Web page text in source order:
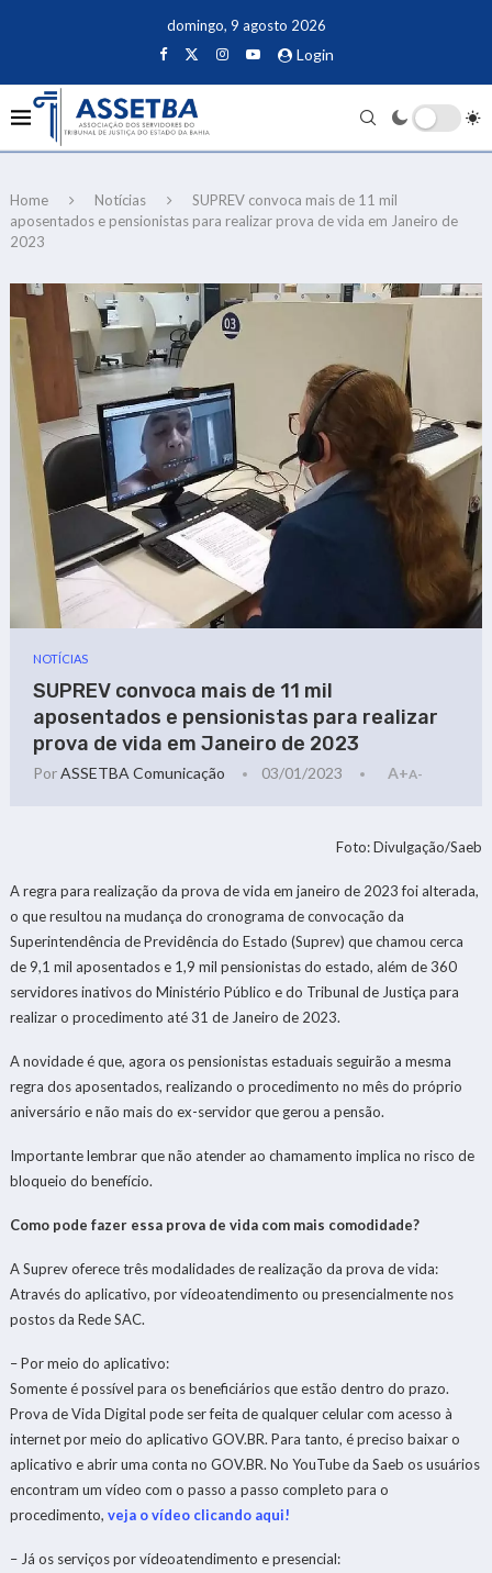
domingo, 9 agosto 2026
Login
Home Notícias
SUPREV convoca mais de 11 mil
aposentados e pensionistas para realizar prova de vida em Janeiro de
2023
NOTÍCIAS
SUPREV convoca mais de 11 mil
aposentados e pensionistas para realizar
prova de vida em Janeiro de 2023
PorASSETBA Comunicação 03/01/2023 A+A-
Foto: Divulgação/Saeb
A regra para realização da prova de vida em janeiro de 2023 foi alterada,
o que resultou na mudança do cronograma de convocação da
Superintendência de Previdência do Estado (Suprev) que chamou cerca
de 9,1 mil aposentados e 1,9 mil pensionistas do estado, além de 360
servidores inativos do Ministério Público e do Tribunal de Justiça para
realizar o procedimento até 31 de Janeiro de 2023.
A novidade é que, agora os pensionistas estaduais seguirão a mesma
regra dos aposentados, realizando o procedimento no mês do próprio
aniversário e não mais do ex-servidor que gerou a pensão.
Importante lembrar que não atender ao chamamento implica no risco de
bloqueio do benefício.
Como pode fazer essa prova de vida com mais comodidade?
A Suprev oferece três modalidades de realização da prova de vida:
Através do aplicativo, por vídeoatendimento ou presencialmente nos
postos da Rede SAC.
– Por meio do aplicativo:
Somente é possível para os beneficiários que estão dentro do prazo.
Prova de Vida Digital pode ser feita de qualquer celular com acesso à
internet por meio do aplicativo GOV.BR. Para tanto, é preciso baixar o
aplicativo e abrir uma conta no GOV.BR. No YouTube da Saeb os usuários
encontram um vídeo com o passo a passo completo para o
procedimento, veja o vídeo clicando aqui!
– Já os serviços por vídeoatendimento e presencial: